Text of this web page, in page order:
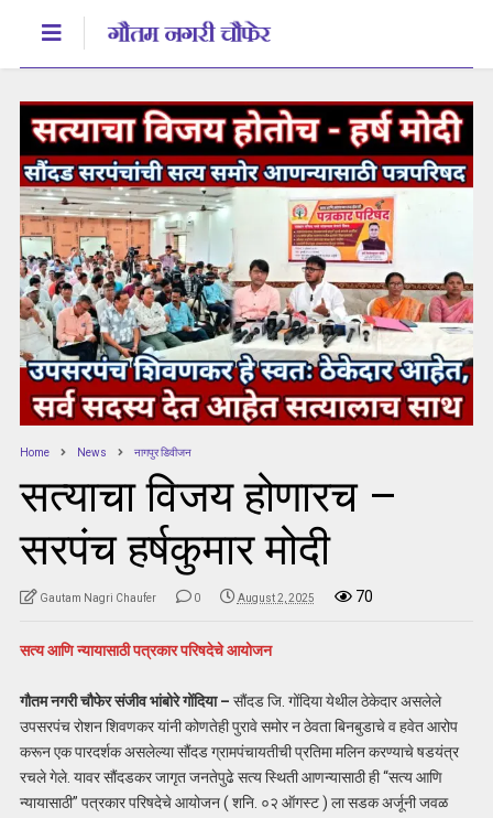
Home News नागपुर डिवीजन
सत्याचा विजय होणारच –
सरपंच हर्षकुमार मोदी
Gautam Nagri Chaufer 0 August 2, 2025 70
सत्य आणि न्यायासाठी पत्रकार परिषदेचे आयोजन
गौतम नगरी चौफेर संजीव भांबोरे गोंदिया – सौंदड जि. गोंदिया येथील ठेकेदार असलेले
उपसरपंच रोशन शिवणकर यांनी कोणतेही पुरावे समोर न ठेवता बिनबुडाचे व हवेत आरोप
करून एक पारदर्शक असलेल्या सौंदड ग्रामपंचायतीची प्रतिमा मलिन करण्याचे षडयंत्र
रचले गेले. यावर सौंदडकर जागृत जनतेपुढे सत्य स्थिती आणन्यासाठी ही “सत्य आणि
न्यायासाठी” पत्रकार परिषदेचे आयोजन ( शनि. ०२ ऑगस्ट ) ला सडक अर्जूनी जवळ